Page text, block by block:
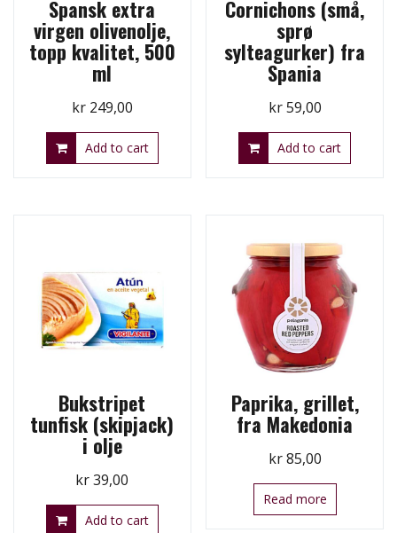
Spansk extra
virgen olivenolje,
topp kvalitet, 500
ml
kr249,00
Add to cart
Cornichons (små,
sprø
sylteagurker) fra
Spania
kr59,00
Add to cart
Bukstripet
tunfisk (skipjack)
i olje
kr39,00
Add to cart
Paprika, grillet,
fra Makedonia
kr85,00
Read more